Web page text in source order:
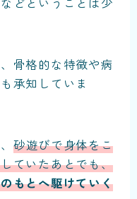
骨格的な特徴や病
承知していま
砂遊びで身体をこ
ていたあとでも、
もとへ駆けていく